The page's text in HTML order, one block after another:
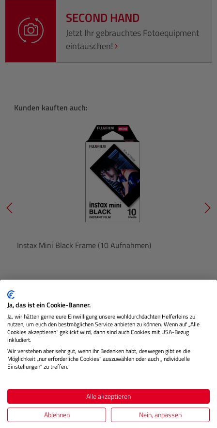
SECOND HAND
Jetzt Ihr gebrauchtes Fotoequipment
eintauschen!
Produktgalerie überspringen
Kunden kauften auch:
Instax Mini Black Frame (10 Aufnahmen)
Preis € 12,49
IN DEN WARENKORB
Beschreibung
Ja, das ist ein Cookie-Banner.
Ja, wir hätten gerne eure Einwilligung unsere wohldurchdachten Helferleins zu
nutzen, um euch den bestmöglichen Service anbieten zu können. Wenn auf „Alle
Cookies akzeptieren“ geklickt wird, dann sind auch Cookies mit USA-Bezug
inkludiert.
Wir verstehen aber sehr gut, wenn ihr Bedenken habt, deswegen gibt es die
Möglichkeit „nur erforderliche Cookies“ auszuwählen oder auch „Individuelle
Einstellungen“ zu treffen.
Alle akzeptieren
Ablehnen
Nein, anpassen